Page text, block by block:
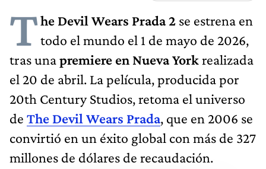
The Devil Wears Prada 2 se estrena en
todo el mundo el 1 de mayo de 2026,
tras unapremiere en Nueva Yorkrealizada
el 20 de abril. La película, producida por
20th Century Studios, retoma el universo
de The Devil Wears Prada, que en 2006 se
convirtió en un éxito global con más de 327
millones de dólares de recaudación.